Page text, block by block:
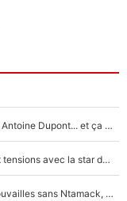
Un joueur dévoile la méthode secrète pour battre Antoine Dupont... et ça marche !
Clash avec Antoine Dupont : Un joueur réagit aux tensions avec la star du XV de France !
Matthieu Jalibert avec Antoine Dupont : Les retrouvailles sans Ntamack, «il y a eu des discussions»